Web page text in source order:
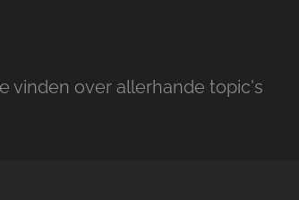
vinden over allerhande topic's